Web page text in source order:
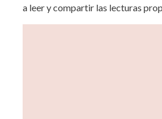
a leer y compartir las lecturas